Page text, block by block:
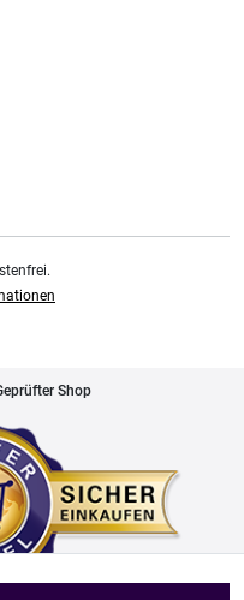
Shop